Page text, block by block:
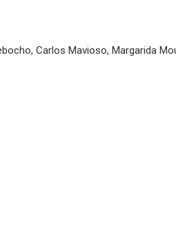
Carlos Mavioso, Margarida